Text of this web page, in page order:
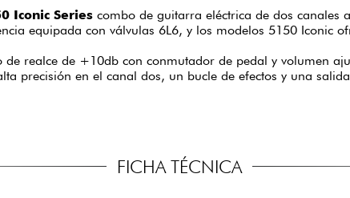
Iconic Series combo de guitarra eléctrica de dos canales
equipada con válvulas 6L6, y los modelos 5150 Iconic
realce de +10db con conmutador de pedal y volumen
precisión en el canal dos, un bucle de efectos y una
FICHA TÉCNICA